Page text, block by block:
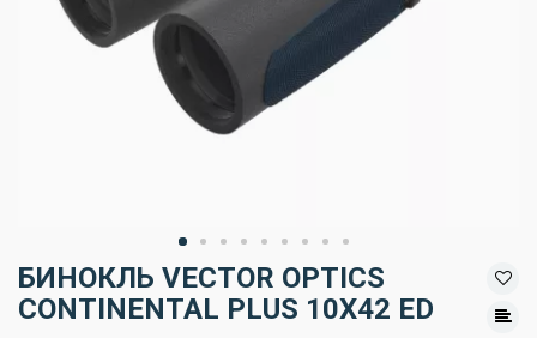
БИНОКЛЬ VECTOR OPTICS
CONTINENTAL PLUS 10X42 ED